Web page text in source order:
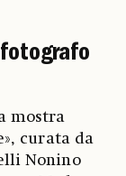
mostra
curata da
Nonino